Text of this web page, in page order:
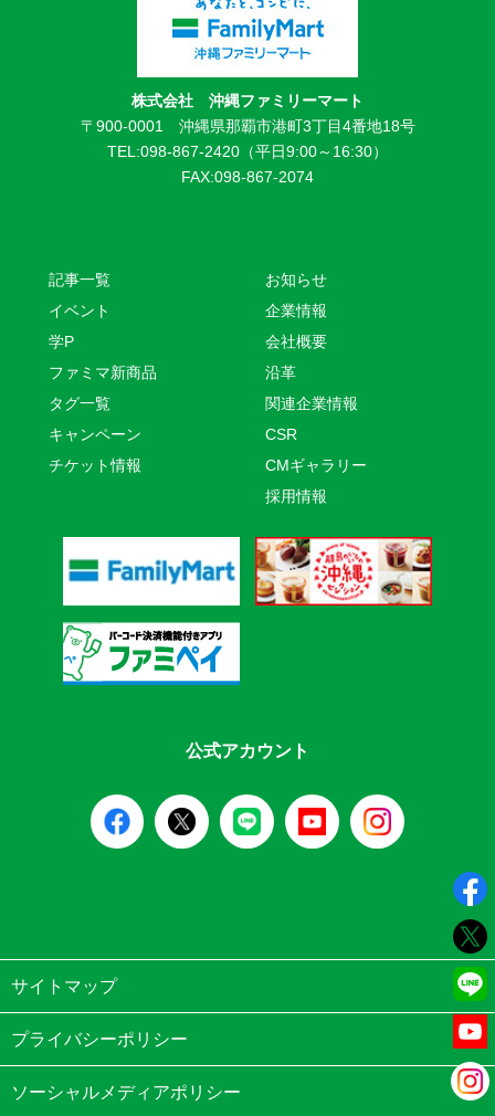
株式会社 沖縄ファミリーマート
〒900-0001 沖縄県那覇市港町3丁目4番地18号
TEL:098-867-2420（平日9:00～16:30）
FAX:098-867-2074
記事一覧
イベント
学P
ファミマ新商品
タグ一覧
キャンペーン
チケット情報
お知らせ
企業情報
会社概要
沿革
関連企業情報
CSR
CMギャラリー
採用情報
公式アカウント
サイトマップ
プライバシーポリシー
ソーシャルメディアポリシー